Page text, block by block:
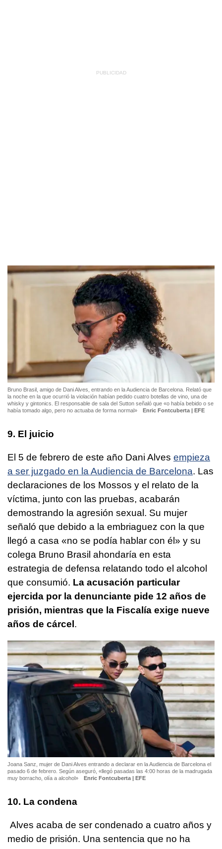
Bruno Brasil, amigo de Dani Alves, entrando en la Audiencia de Barcelona. Relató que
la noche en la que ocurrió la violación habían pedido cuatro botellas de vino, una de
whisky y gintonics. El responsable de sala del Sutton señaló que «o había bebido o se
había tomado algo, pero no actuaba de forma normal»
Enric Fontcuberta | EFE
9. El juicio
El 5 de febrero de este año Dani Alves empieza
a ser juzgado en la Audiencia de Barcelona. Las
declaraciones de los Mossos y el relato de la
víctima, junto con las pruebas, acabarán
demostrando la agresión sexual. Su mujer
señaló que debido a la embriaguez con la que
llegó a casa «no se podía hablar con él» y su
colega Bruno Brasil ahondaría en esta
estrategia de defensa relatando todo el alcohol
que consumió. La acusación particular
ejercida por la denunciante pide 12 años de
prisión, mientras que la Fiscalía exige nueve
años de cárcel.
Joana Sanz, mujer de Dani Alves entrando a declarar en la Audiencia de Barcelona el
pasado 6 de febrero. Según aseguró, «llegó pasadas las 4:00 horas de la madrugada
muy borracho, olía a alcohol»
Enric Fontcuberta | EFE
10. La condena
Alves acaba de ser condenado a cuatro años y
medio de prisión. Una sentencia que no ha